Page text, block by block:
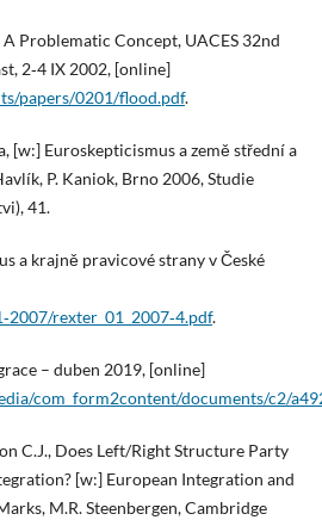
Problematic Concept, UACES 32nd
2‑4 IX 2002, [online]
papers/0201/flood.pdf.
[w:] Euroskepticismus a země střední a
P. Kaniok, Brno 2006, Studie
41.
a krajně pravicové strany v České
rexter_01_2007‑4.pdf.
– duben 2019, [online]
com_form2content/documents/c2/
C.J., Does Left/Right Structure Party
[w:] European Integration and
M.R. Steenbergen, Cambridge